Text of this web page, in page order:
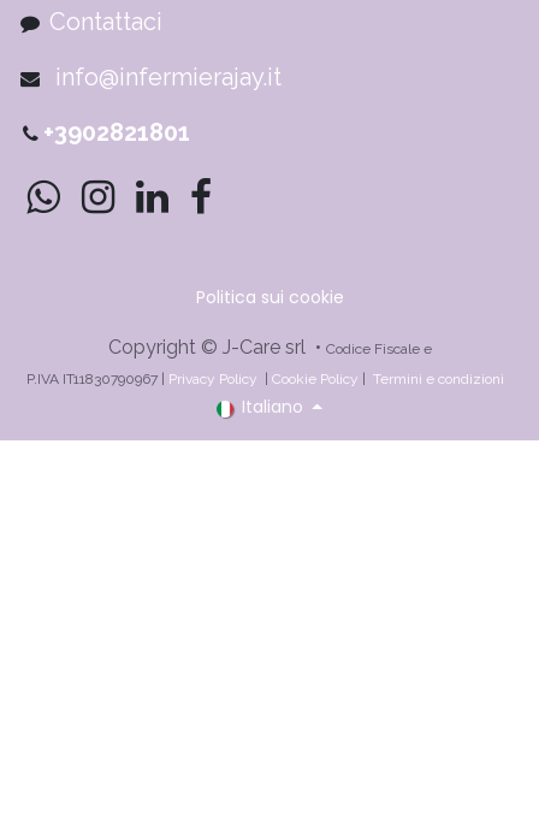
Contattaci
info@infermierajay.it
+3902821801
Politica sui cookie
Copyright © J-Care srl • Codice Fiscale e
P.IVA IT11830790967 | Privacy Policy Cookie Policy Termini e condizioni
Italiano